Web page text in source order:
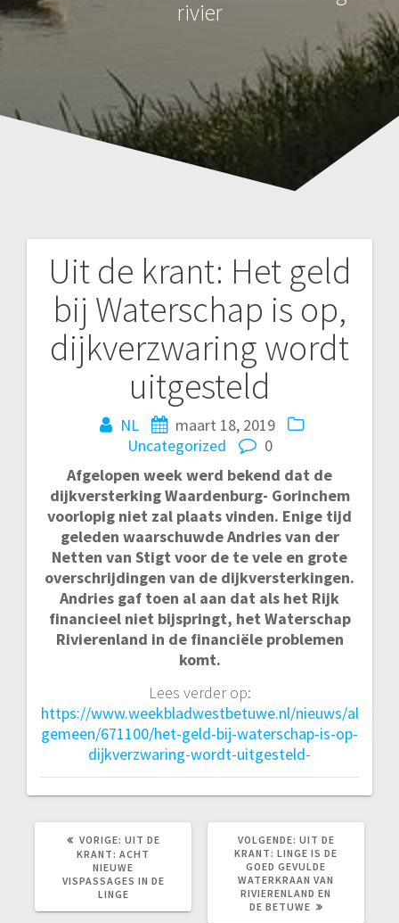
rivier
Uit de krant: Het geld
bij Waterschap is op,
dijkverzwaring wordt
uitgesteld
NL
maart 18, 2019
Uncategorized
0
Afgelopen week werd bekend dat de
dijkversterking Waardenburg- Gorinchem
voorlopig niet zal plaats vinden. Enige tijd
geleden waarschuwde Andries van der
Netten van Stigt voor de te vele en grote
overschrijdingen van de dijkversterkingen.
Andries gaf toen al aan dat als het Rijk
financieel niet bijspringt, het Waterschap
Rivierenland in de financiële problemen
komt.
Lees verder op:
https://www.weekbladwestbetuwe.nl/nieuws/al
gemeen/671100/het-geld-bij-waterschap-is-op-
dijkverzwaring-wordt-uitgesteld-
Bericht
navigatie
VORIGE: VORIG
BERICHT:
UIT DE
KRANT: ACHT
NIEUWE
VISPASSAGES IN DE
LINGE
VOLGENDE: VOLGEND
BERICHT:
UIT DE
KRANT: LINGE IS DE
GOED GEVULDE
WATERKRAAN VAN
RIVIERENLAND EN
DE BETUWE